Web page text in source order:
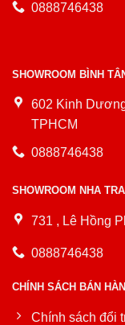
0888746438
SHOWROOM BÌNH
602 Kinh
TPHCM
0888746438
SHOWROOM NHA
731 , Lê Hồng
0888746438
CHÍNH SÁCH BÁN
Chính sách đổi